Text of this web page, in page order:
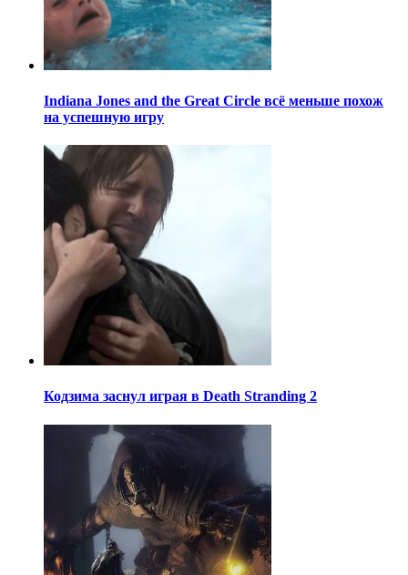
Indiana Jones and the Great Circle всё меньше похож
на успешную игру
Кодзима заснул играя в Death Stranding 2